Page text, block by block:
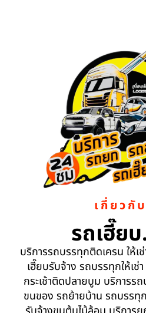
เกี่ยวกั
รถเฮี๊ย
บริการรถบรรทุกติดเครน ให้เ
เฮี๊ยบรับจ้าง รถบรรทุกให้เ
กระเช้าติดปลายบูม บริการร
ขนของ รถย้ายบ้าน รถบรรทุ